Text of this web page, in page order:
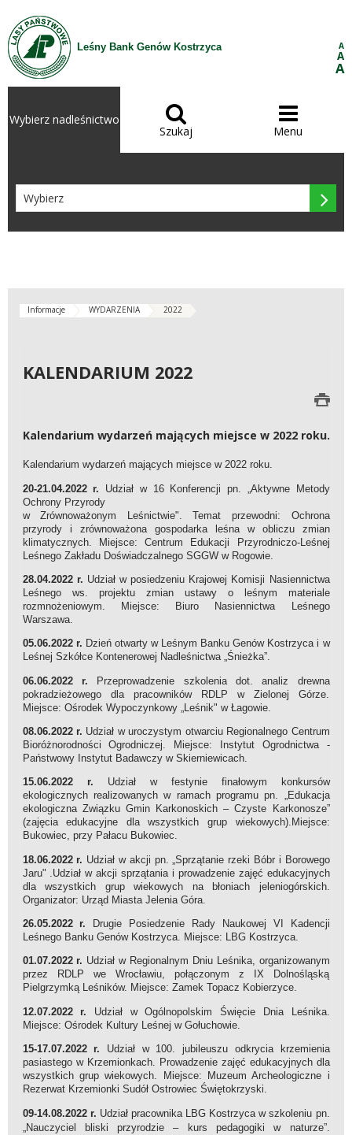
Przejdź do treści
Leśny Bank Genów Kostrzyca A
A
A
Wybierz nadleśnictwo 
Szukaj

Menu

Informacje WYDARZENIA 2022
KALENDARIUM 2022
Kalendarium wydarzeń mających miejsce w 2022 roku.
Kalendarium wydarzeń mających miejsce w 2022 roku.
20-21.04.2022 r. Udział w 16 Konferencji pn. „Aktywne Metody
Ochrony Przyrody
w Zrównoważonym Leśnictwie". Temat przewodni: Ochrona
przyrody i zrównoważona gospodarka leśna w obliczu zmian
klimatycznych. Miejsce:
Centrum Edukacji Przyrodniczo-Leśnej
Leśnego Zakładu Doświadczalnego SGGW w Rogowie.
28.04.2022 r. Udział w posiedzeniu Krajowej Komisji Nasiennictwa
Leśnego ws. projektu zmian ustawy o leśnym materiale
rozmnożeniowym. Miejsce: Biuro Nasiennictwa Leśnego
Warszawa.
05.06.2022 r. Dzień otwarty w Leśnym Banku Genów Kostrzyca i w
Leśnej Szkółce Kontenerowej Nadleśnictwa „Śnieżka”.
06.06.2022 r. Przeprowadzenie szkolenia dot. analiz drewna
pokradzieżowego dla pracowników RDLP w Zielonej Górze.
Miejsce: Ośrodek Wypoczynkowy „Leśnik" w Łagowie.
08.06.2022 r. Udział w uroczystym otwarciu Regionalnego Centrum
Bioróżnorodności Ogrodniczej. Miejsce: Instytut Ogrodnictwa -
Państwowy Instytut Badawczy w Skierniewicach.
15.06.2022 r. Udział w festynie finałowym konkursów
ekologicznych realizowanych w ramach programu pn. „Edukacja
ekologiczna Związku Gmin Karkonoskich – Czyste Karkonosze”
(zajęcia edukacyjne dla wszystkich grup wiekowych).Miejsce:
Bukowiec, przy Pałacu Bukowiec.
18.06.2022 r. Udział w akcji pn. „Sprzątanie rzeki Bóbr i Borowego
Jaru" .Udział w akcji sprzątania i prowadzenie zajęć edukacyjnych
dla wszystkich grup wiekowych na błoniach jeleniogórskich.
Organizator: Urząd Miasta Jelenia Góra.
26.05.2022 r. Drugie Posiedzenie Rady Naukowej VI Kadencji
Leśnego Banku Genów Kostrzyca. Miejsce: LBG Kostrzyca.
01.07.2022 r. Udział w Regionalnym Dniu Leśnika, organizowanym
przez RDLP we Wrocławiu, połączonym z IX Dolnośląską
Pielgrzymką Leśników. Miejsce: Zamek Topacz Kobierzyce.
12.07.2022 r. Udział w Ogólnopolskim Święcie Dnia Leśnika.
Miejsce: Ośrodek Kultury Leśnej w Gołuchowie.
15-17.07.2022 r. Udział w 100. jubileuszu odkrycia krzemienia
pasiastego w Krzemionkach. Prowadzenie zajęć edukacyjnych dla
wszystkich grup wiekowych. Miejsce: Muzeum Archeologiczne i
Rezerwat Krzemionki Sudół Ostrowiec Świętokrzyski.
09-14.08.2022 r. Udział pracownika LBG Kostrzyca w szkoleniu pn.
„Nauczyciel bliski przyrodzie – kurs pedagogiki w naturze”.